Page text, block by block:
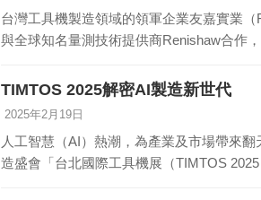
台灣工具機製造領域的領軍企業友嘉實業
與全球知名量測技術提供商Renishaw合作
TIMTOS 2025解密AI製造新世代
2025年2月19日
人工智慧（AI）熱潮，為產業及市場帶來
造盛會「台北國際工具機展（TIMTOS